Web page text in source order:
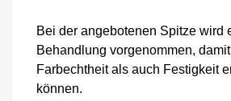
Bei der angebotenen Spitze wird
Behandlung vorgenommen, damit
Farbechtheit als auch Festigkeit
können.